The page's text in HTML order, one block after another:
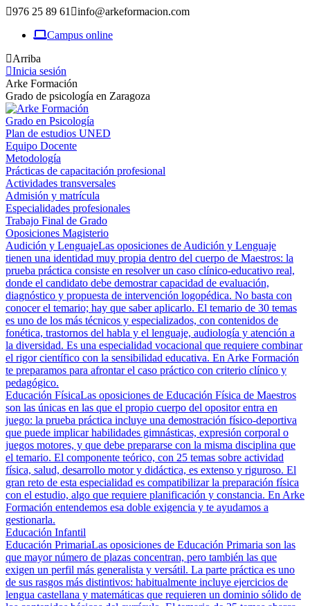
976 25 89 61
info@arkeformacion.com
Campus online
Arriba
Inicia sesión
Arke Formación
Grado de psicología en Zaragoza
Grado en Psicología
Plan de estudios UNED
Equipo Docente
Metodología
Prácticas de capacitación profesional
Actividades transversales
Admisión y matrícula
Especialidades profesionales
Trabajo Final de Grado
Oposiciones Magisterio
Audición y LenguajeLas oposiciones de Audición y Lenguaje
tienen una identidad muy propia dentro del cuerpo de Maestros: la
prueba práctica consiste en resolver un caso clínico-educativo real,
donde el candidato debe demostrar capacidad de evaluación,
diagnóstico y propuesta de intervención logopédica. No basta con
conocer el temario; hay que saber aplicarlo. El temario de 30 temas
es uno de los más técnicos y especializados, con contenidos de
fonética, trastornos del habla y el lenguaje, audiología y atención a
la diversidad. Es una especialidad vocacional que requiere combinar
el rigor científico con la sensibilidad educativa. En Arke Formación
te preparamos para afrontar el caso práctico con criterio clínico y
pedagógico.
Educación FísicaLas oposiciones de Educación Física de Maestros
son las únicas en las que el propio cuerpo del opositor entra en
juego: la prueba práctica incluye una demostración físico-deportiva
que puede implicar habilidades gimnásticas, expresión corporal o
juegos motores, y que debe prepararse con la misma disciplina que
el temario. El componente teórico, con 25 temas sobre actividad
física, salud, desarrollo motor y didáctica, es extenso y riguroso. El
gran reto de esta especialidad es compatibilizar la preparación física
con el estudio, algo que requiere planificación y constancia. En Arke
Formación entendemos esa doble exigencia y te ayudamos a
gestionarla.
Educación Infantil
Educación PrimariaLas oposiciones de Educación Primaria son las
que mayor número de plazas concentran, pero también las que
exigen un perfil más generalista y versátil. La parte práctica es uno
de sus rasgos más distintivos: habitualmente incluye ejercicios de
lengua castellana y matemáticas que requieren un dominio sólido de